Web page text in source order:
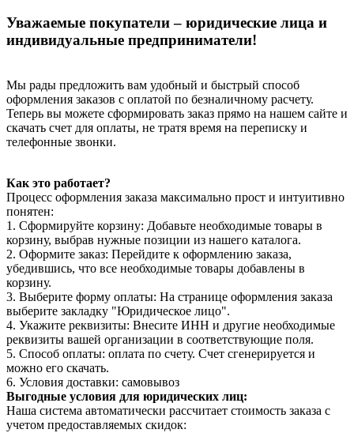
Уважаемые покупатели – юридические лица и
индивидуальные предприниматели!
Мы рады предложить вам удобный и быстрый способ
оформления заказов с оплатой по безналичному расчету.
Теперь вы можете сформировать заказ прямо на нашем сайте и
скачать счет для оплаты, не тратя время на переписку и
телефонные звонки.
Как это работает?
Процесс оформления заказа максимально прост и интуитивно
понятен:
1. Сформируйте корзину: Добавьте необходимые товары в
корзину, выбрав нужные позиции из нашего каталога.
2. Оформите заказ: Перейдите к оформлению заказа,
убедившись, что все необходимые товары добавлены в
корзину.
3. Выберите форму оплаты: На странице оформления заказа
выберите закладку "Юридическое лицо".
4. Укажите реквизиты: Внесите ИНН и другие необходимые
реквизиты вашей организации в соответствующие поля.
5. Способ оплаты: оплата по счету. Счет сгенерируется и
можно его скачать.
6. Условия доставки: самовывоз
Выгодные условия для юридических лиц:
Наша система автоматически рассчитает стоимость заказа с
учетом предоставляемых скидок: